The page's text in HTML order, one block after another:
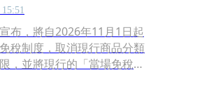
布，將自2026年11月1日起
稅制度，取消現行商品分類
，並將現行的「當場免稅」